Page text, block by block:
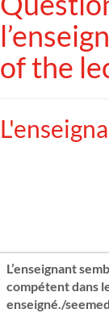
of the
L’enseignant
compétent dans
enseigné./seemed